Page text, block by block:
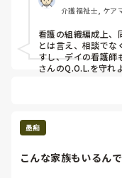
介護福祉士, ケア
看護の組織編成上
とは言え、相談でな
すし、デイの看護師
さんのQ.O.L.を守れ
愚痴
こんな家族もいるん